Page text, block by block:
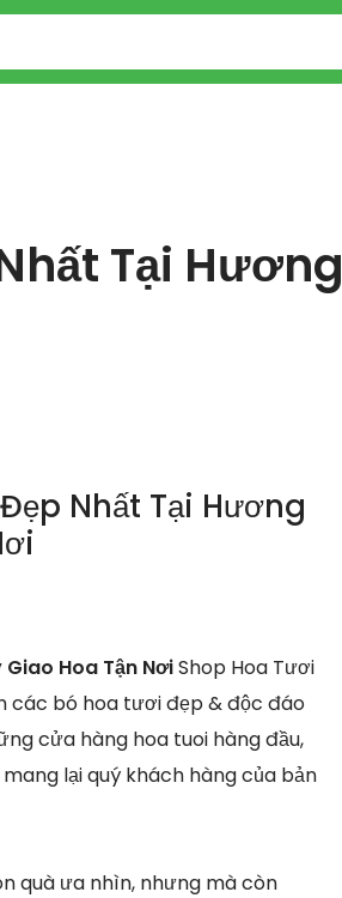
Tại Hương
Nhất Tại Hương
Hoa Tận NơiShop Hoa Tươi
các bó hoa tươi đẹp & độc đáo
cửa hàng hoa tuoi hàng đầu,
lại quý khách hàng của bản
quà ưa nhìn, nhưng mà còn